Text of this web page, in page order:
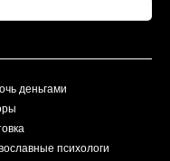
деньгами
психологи